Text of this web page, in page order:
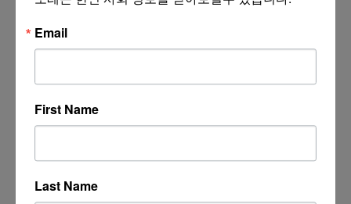
Email
First Name
Last Name